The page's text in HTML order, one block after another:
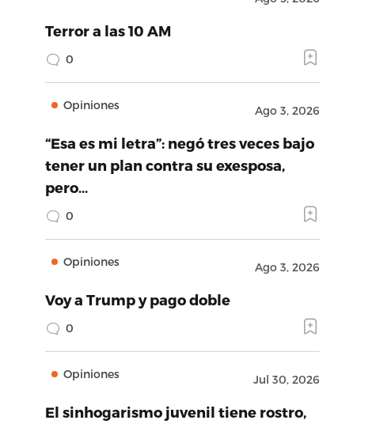
Terror a las 10 AM
0
Opiniones Ago 3, 2026
“Esa es mi letra”: negó tres veces bajo
tener un plan contra su exesposa,
pero…
0
Opiniones Ago 3, 2026
Voy a Trump y pago doble
0
Opiniones Jul 30, 2026
El sinhogarismo juvenil tiene rostro,